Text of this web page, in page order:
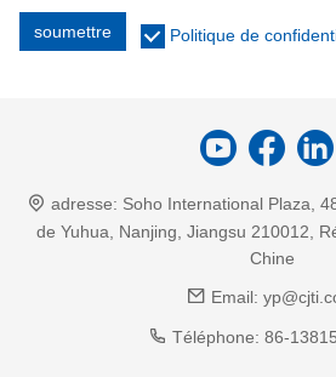
soumettre Politique de
adresse: Soho International Plaza,
de Yuhua, Nanjing, Jiangsu 210012,
Chine
Email:
Téléphone: 86-